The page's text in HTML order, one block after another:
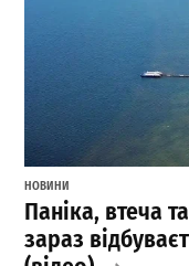
НОВИНИ
Паніка, втеча
зараз